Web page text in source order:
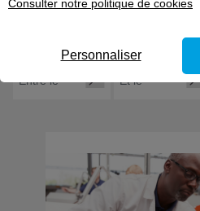
Consulter notre politique de cookies
Personnaliser